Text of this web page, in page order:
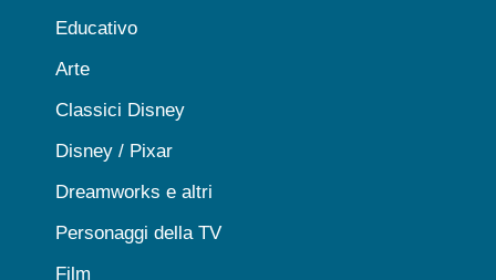
Educativo
Arte
Classici Disney
Disney / Pixar
Dreamworks e altri
Personaggi della TV
Film